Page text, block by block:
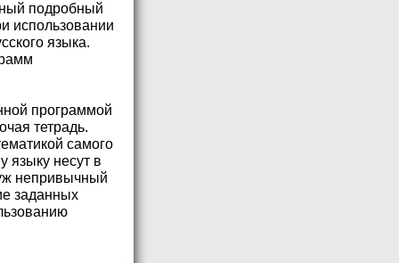
подробный
использовании
языка.
программой
тетрадь.
самого
языку несут в
непривычный
заданных